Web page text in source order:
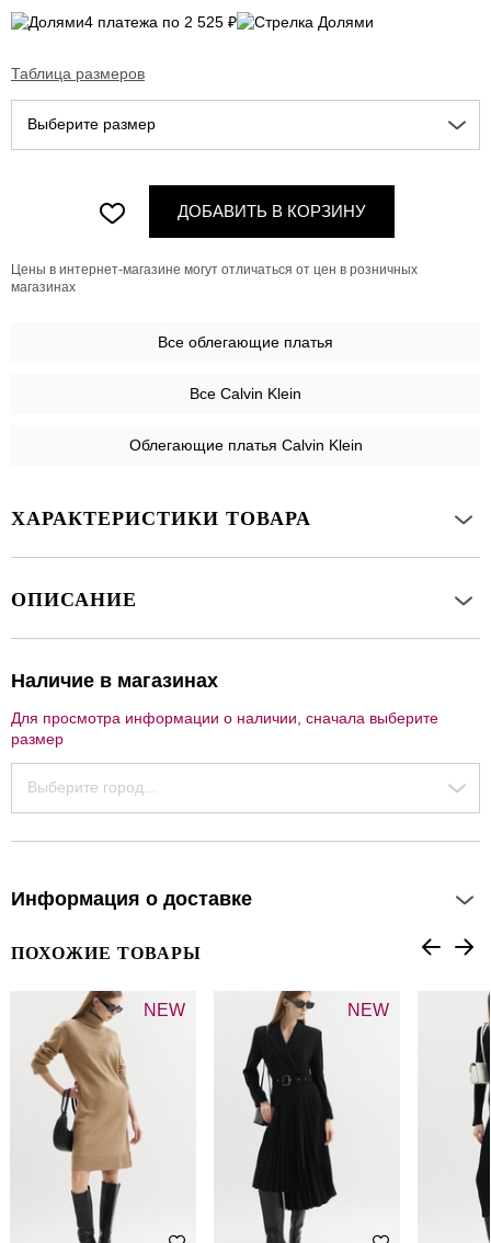
4 платежа по 2 525 ₽
Таблица размеров
Выберите размер
ДОБАВИТЬ В КОРЗИНУ
Цены в интернет-магазине могут отличаться от цен в розничных
магазинах
Все облегающие платья
Все Calvin Klein
Облегающие платья Calvin Klein
ХАРАКТЕРИСТИКИ ТОВАРА
ОПИСАНИЕ
Наличие в магазинах
Для просмотра информации о наличии, сначала выберите
размер
Выберите город...
Информация о доставке
ПОХОЖИЕ ТОВАРЫ
NEW NEW